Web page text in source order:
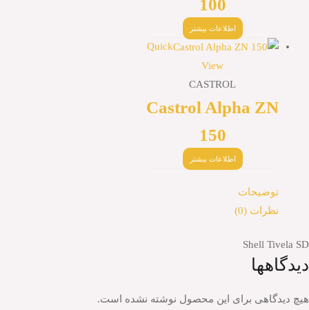
100
اطلاعات بیشتر
Quick
View
CASTROL
Castrol Alpha ZN
150
اطلاعات بیشتر
توضیحات
نظرات (0)
Shell Tivela SD
دیدگاهها
هیچ دیدگاهی برای این محصول نوشته نشده است.